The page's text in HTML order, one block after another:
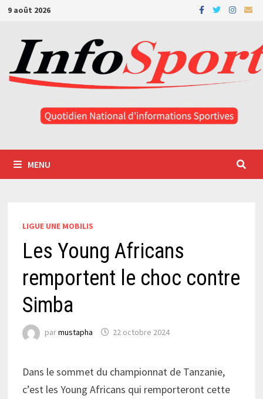
Passer
contenu
9 août 2026
MENU
LIGUE UNE MOBILIS
Les Young Africans
remportent le choc contre
Simba
parmustapha 22 octobre 2024
Dans le sommet du championnat de Tanzanie,
c’est les Young Africans qui remporteront cette